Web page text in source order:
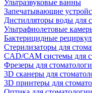
Ультразвуковые ванны
Запечатывающие
Дистилляторы воды для
Ультрафиолетовые
Бактерицидные
Стерилизаторы для
CAD/CAM системы для
Фрезеры для
3D cканеры для
3D принтеры для